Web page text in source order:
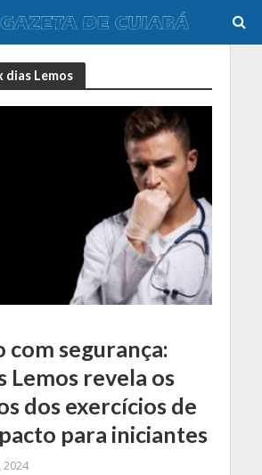
dias Lemos
com segurança:
Lemos revela os
dos exercícios de
para iniciantes